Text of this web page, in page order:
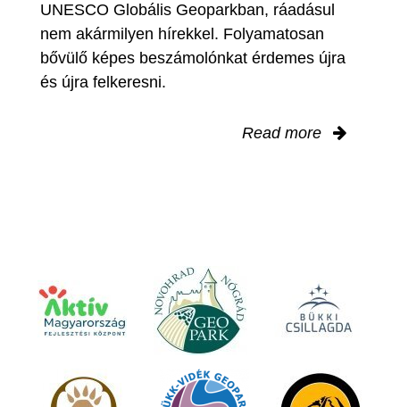
UNESCO Globális Geoparkban, ráadásul
nem akármilyen hírekkel. Folyamatosan
bővülő képes beszámolónkat érdemes újra
és újra felkeresni.
Read more